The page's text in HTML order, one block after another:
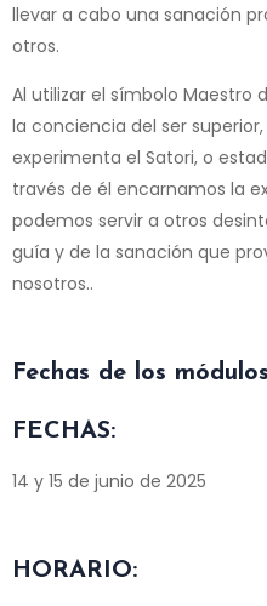
llevar a cabo una sanación
otros.
Al utilizar el símbolo Maestro
la conciencia del ser
experimenta el Satori, o
través de él encarnamos la
podemos servir a otros
guía y de la sanación que
nosotros..
Fechas de los módulos
FECHAS:
14 y 15 de junio de 2025
HORARIO: